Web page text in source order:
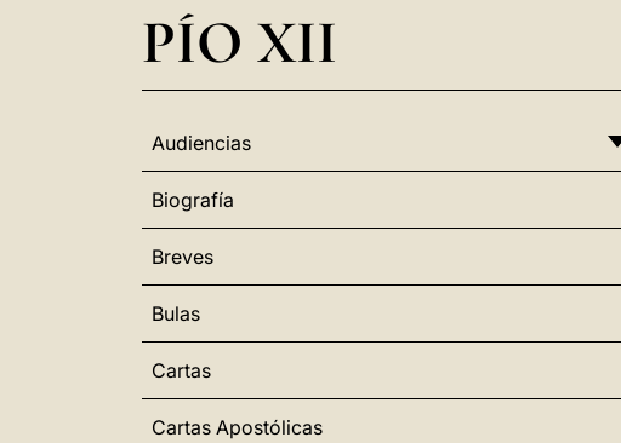
PÍO XII
Audiencias
Biografía
Breves
Bulas
Cartas
Cartas Apostólicas